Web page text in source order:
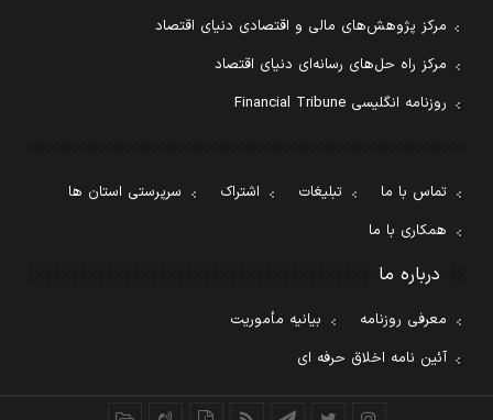
مرکز پژوهش‌های مالی و اقتصادی دنیای اقتصاد
مرکز راه حل‌های رسانه‌ای دنیای اقتصاد
روزنامه انگلیسی Financial Tribune
تماس با ما تبلیغات اشتراک
سرپرستی استان ها
همکاری با ما
درباره ما
معرفی روزنامه
بیانیه مأموریت
آئین نامه اخلاق حرفه ای